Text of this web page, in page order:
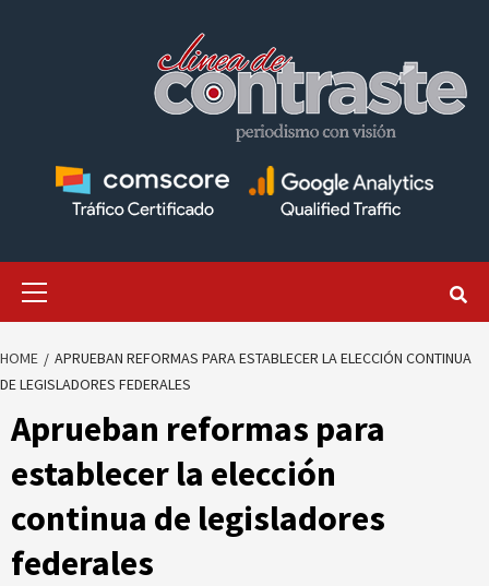
HOME
APRUEBAN REFORMAS PARA ESTABLECER LA ELECCIÓN CONTINUA
DE LEGISLADORES FEDERALES
Aprueban reformas para
establecer la elección
continua de legisladores
federales